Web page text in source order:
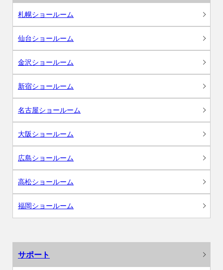
札幌ショールーム
仙台ショールーム
金沢ショールーム
新宿ショールーム
名古屋ショールーム
大阪ショールーム
広島ショールーム
高松ショールーム
福岡ショールーム
サポート